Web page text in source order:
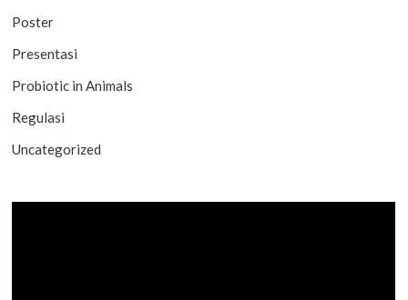
Poster
Presentasi
Probiotic in Animals
Regulasi
Uncategorized